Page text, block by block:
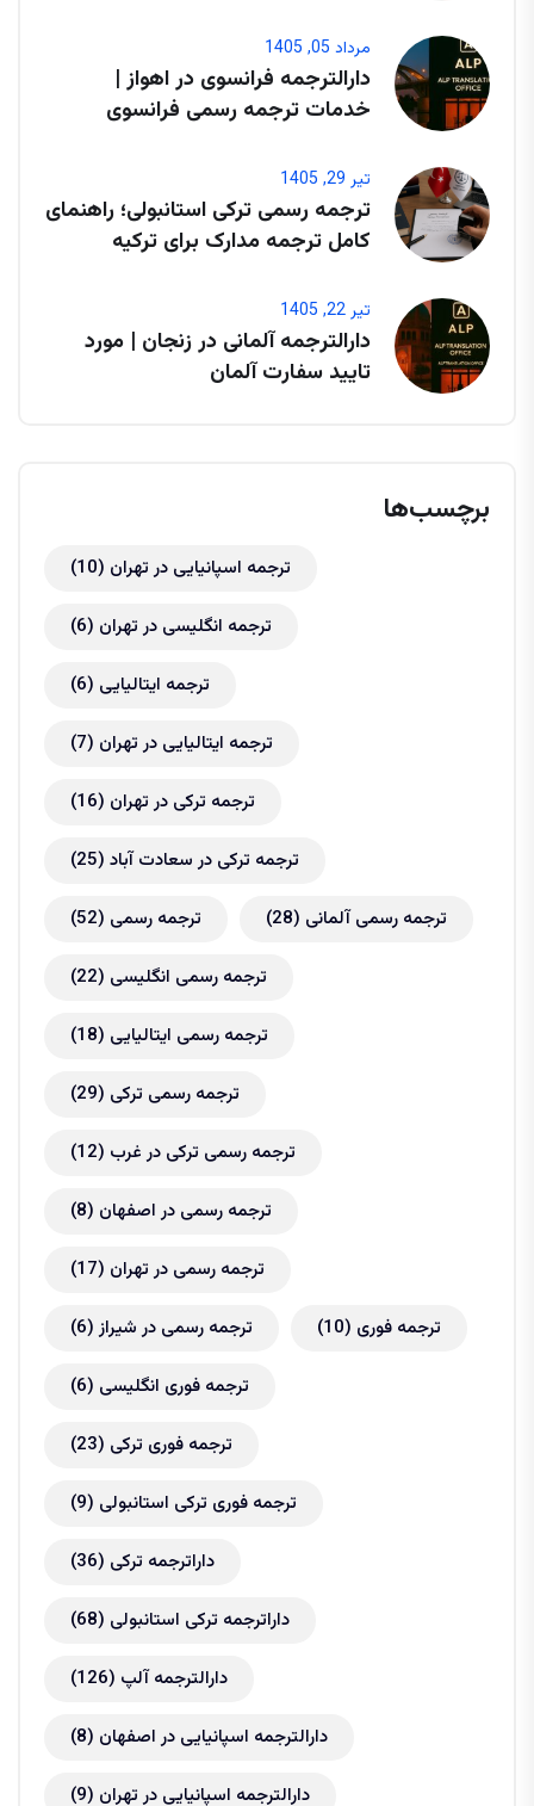
مرداد 05, 1405
دارالترجمه فرانسوی در اهواز |
خدمات ترجمه رسمی فرانسوی
تیر 29, 1405
ترجمه رسمی ترکی استانبولی؛ راهنمای
کامل ترجمه مدارک برای ترکیه
تیر 22, 1405
دارالترجمه آلمانی در زنجان | مورد
تایید سفارت آلمان
برچسب‌ها
ترجمه اسپانیایی در تهران (10)
ترجمه انگلیسی در تهران (6)
ترجمه ایتالیایی (6)
ترجمه ایتالیایی در تهران (7)
ترجمه ترکی در تهران (16)
ترجمه ترکی در سعادت آباد (25)
ترجمه رسمی (52) ترجمه رسمی آلمانی (28)
ترجمه رسمی انگلیسی (22)
ترجمه رسمی ایتالیایی (18)
ترجمه رسمی ترکی (29)
ترجمه رسمی ترکی در غرب (12)
ترجمه رسمی در اصفهان (8)
ترجمه رسمی در تهران (17)
ترجمه رسمی در شیراز(6) ترجمه فوری (10)
ترجمه فوری انگلیسی (6)
ترجمه فوری ترکی (23)
ترجمه فوری ترکی استانبولی (9)
داراترجمه ترکی (36)
داراترجمه ترکی استانبولی (68)
دارالترجمه آلپ (126)
دارالترجمه اسپانیایی در اصفهان (8)
دارالترجمه اسپانیایی در تهران (9)